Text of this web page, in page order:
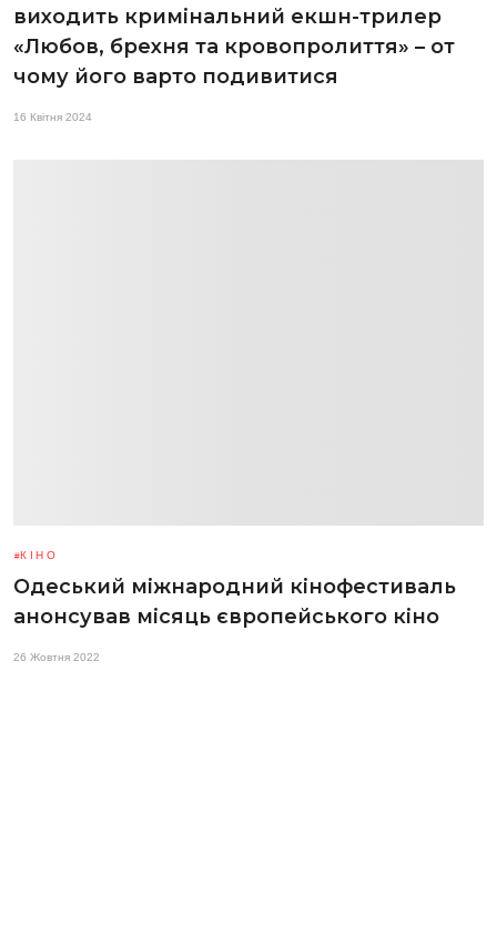
виходить кримінальний екшн-трилер
«Любов, брехня та кровопролиття» – от
чому його варто подивитися
16 Квітня 2024
КІНО
Одеський міжнародний кінофестиваль
анонсував місяць європейського кіно
26 Жовтня 2022